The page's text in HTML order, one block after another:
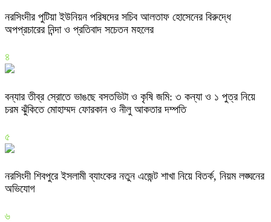
নরসিংদীর পুটিয়া ইউনিয়ন পরিষদের সচিব আলতাফ হোসেনের বিরুদ্ধে
অপপ্রচারের নিন্দা ও প্রতিবাদ সচেতন মহলের
৪
বন্যার তীব্র স্রোতে ভাঙছে বসতভিটা ও কৃষি জমি: ৩ কন্যা ও ১ পুত্র নিয়ে
চরম ঝুঁকিতে মোহাম্মদ ফোরকান ও নীলু আকতার দম্পতি
৫
নরসিংদী শিবপুরে ইসলামী ব্যাংকের নতুন এজেন্ট শাখা নিয়ে বিতর্ক, নিয়ম লঙ্ঘনের
অভিযোগ
৬